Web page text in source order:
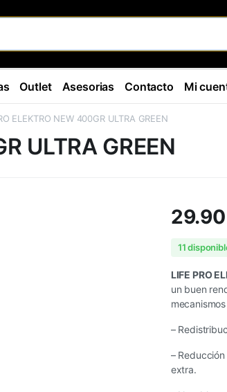
Outlet Asesorias Contacto Mi
ELEKTRO NEW 400GR ULTRA GREEN
ULTRA GREEN
29.90
11
LIFE PRO
un buen
–
–
extra.